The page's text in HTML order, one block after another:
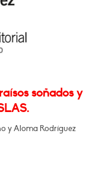
soñados y
y Aloma Rodríguez